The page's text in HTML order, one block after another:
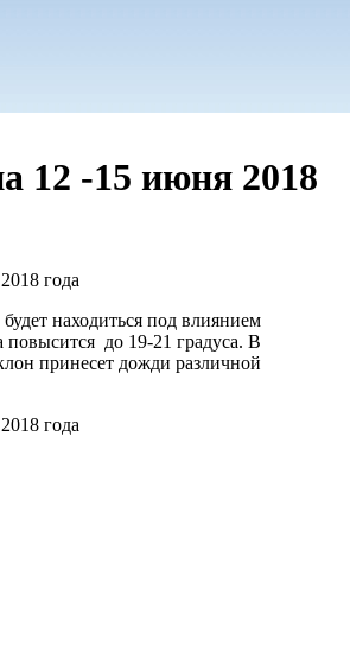
12 -15 июня 2018
года
находиться под влиянием
повысится до 19-21 градуса. В
принесет дожди различной
года